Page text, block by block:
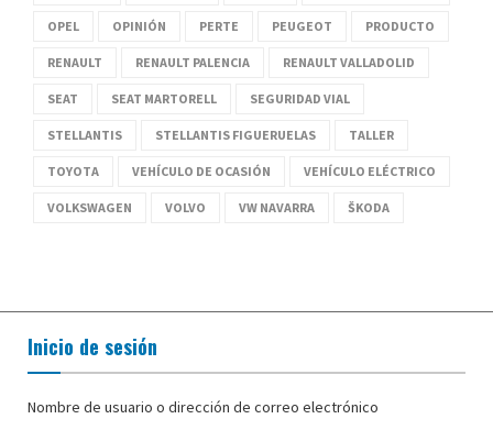
OPEL OPINIÓN PERTE PEUGEOT PRODUCTO
RENAULT RENAULT PALENCIA RENAULT VALLADOLID
SEAT SEAT MARTORELL SEGURIDAD VIAL
STELLANTIS STELLANTIS FIGUERUELAS TALLER
TOYOTA VEHÍCULO DE OCASIÓN VEHÍCULO ELÉCTRICO
VOLKSWAGEN VOLVO VW NAVARRA ŠKODA
Inicio de sesión
Nombre de usuario o dirección de correo electrónico